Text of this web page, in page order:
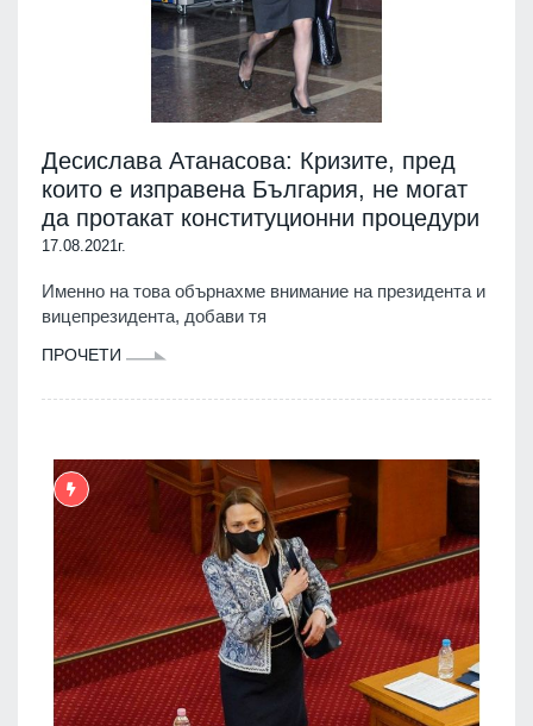
Десислава Атанасова: Кризите, пред
които е изправена България, не могат
да протакат конституционни процедури
17.08.2021г.
Именно на това обърнахме внимание на президента и
вицепрезидента, добави тя
ПРОЧЕТИ